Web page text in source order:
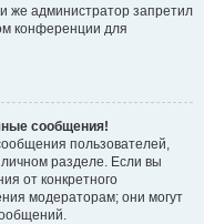
же администратор запретил
конференции для
сообщения!
пользователей,
разделе. Если вы
от конкретного
модераторам; они могут